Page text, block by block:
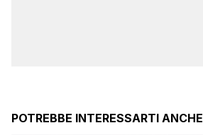
POTREBBE INTERESSARTI ANCHE